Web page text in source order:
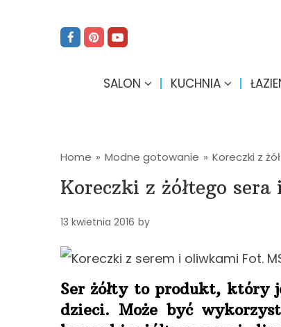
SALON KUCHNIA
Home » Modne gotowanie » Koreczki z
Koreczki z żółtego
13 kwietnia 2016 by
Ser żółty to produkt, który
dzieci. Może być